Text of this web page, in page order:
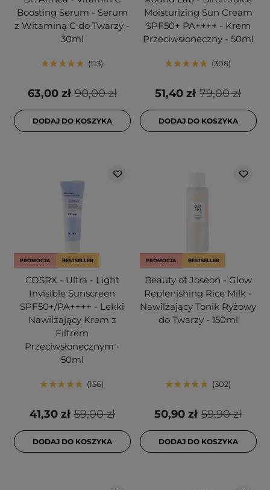
Boosting Serum - Serum
z Witaminą C do Twarzy -
30ml
113
90,00 zł
63,00 zł
DODAJ DO KOSZYKA
Moisturizing Sun Cream
SPF50+ PA++++ - Krem
Przeciwsłoneczny - 50ml
306
79,00 zł
51,40 zł
DODAJ DO KOSZYKA
PROMOCJA BESTSELLER
COSRX - Ultra - Light
Invisible Sunscreen
SPF50+/PA++++ - Lekki
Nawilżający Krem z
Filtrem
Przeciwsłonecznym -
50ml
156
59,00 zł
41,30 zł
DODAJ DO KOSZYKA
PROMOCJA BESTSELLER
Beauty of Joseon - Glow
Replenishing Rice Milk -
Nawilżający Tonik Ryżowy
do Twarzy - 150ml
302
59,90 zł
50,90 zł
DODAJ DO KOSZYKA